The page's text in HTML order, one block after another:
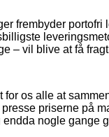
frembyder
– vil blive at få
for os alle at
priserne på
nogle gange